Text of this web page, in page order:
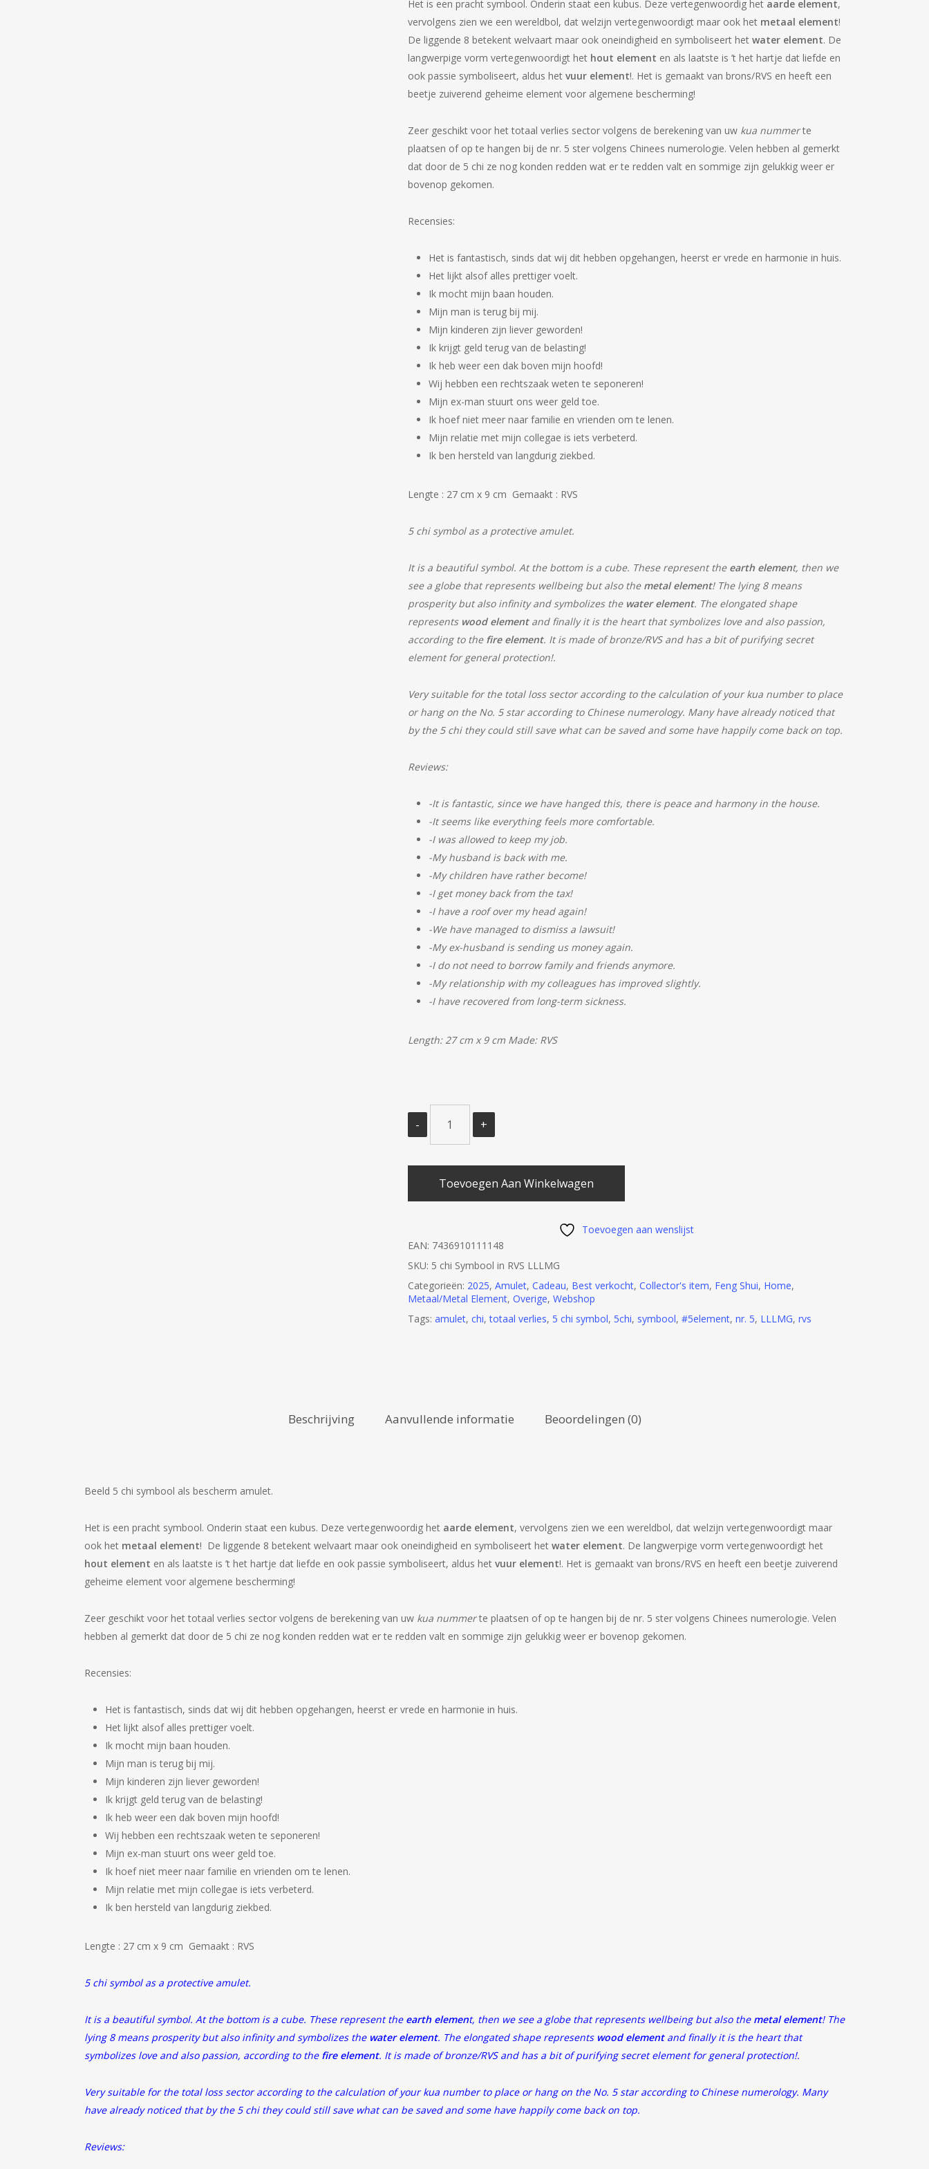
Het is een pracht symbool. Onderin staat een kubus. Deze vertegenwoordig het aarde element,
vervolgens zien we een wereldbol, dat welzijn vertegenwoordigt maar ook het metaal element!
De liggende 8 betekent welvaart maar ook oneindigheid en symboliseert het water element. De
langwerpige vorm vertegenwoordigt het hout element en als laatste is ’t het hartje dat liefde en
ook passie symboliseert, aldus het vuur element!. Het is gemaakt van brons/RVS en heeft een
beetje zuiverend geheime element voor algemene bescherming!
Zeer geschikt voor het totaal verlies sector volgens de berekening van uw kua nummerte
plaatsen of op te hangen bij de nr. 5 ster volgens Chinees numerologie. Velen hebben al gemerkt
dat door de 5 chi ze nog konden redden wat er te redden valt en sommige zijn gelukkig weer er
bovenop gekomen.
Recensies:
Het is fantastisch, sinds dat wij dit hebben opgehangen, heerst er vrede en harmonie in huis.
Het lijkt alsof alles prettiger voelt.
Ik mocht mijn baan houden.
Mijn man is terug bij mij.
Mijn kinderen zijn liever geworden!
Ik krijgt geld terug van de belasting!
Ik heb weer een dak boven mijn hoofd!
Wij hebben een rechtszaak weten te seponeren!
Mijn ex-man stuurt ons weer geld toe.
Ik hoef niet meer naar familie en vrienden om te lenen.
Mijn relatie met mijn collegae is iets verbeterd.
Ik ben hersteld van langdurig ziekbed.
Lengte : 27 cm x 9 cm Gemaakt : RVS
5 chi symbol as a protective amulet.
It is a beautiful symbol. At the bottom is a cube. These represent the earth element, then we
see a globe that represents wellbeing but also the metal element! The lying 8 means
prosperity but also infinity and symbolizes the water element. The elongated shape
represents wood elementand finally it is the heart that symbolizes love and also passion,
according to the fire element. It is made of bronze/RVS and has a bit of purifying secret
element for general protection!.
Very suitable for the total loss sector according to the calculation of your kua number to place
or hang on the No. 5 star according to Chinese numerology. Many have already noticed that
by the 5 chi they could still save what can be saved and some have happily come back on top.
Reviews:
-It is fantastic, since we have hanged this, there is peace and harmony in the house.
-It seems like everything feels more comfortable.
-I was allowed to keep my job.
-My husband is back with me.
-My children have rather become!
-I get money back from the tax!
-I have a roof over my head again!
-We have managed to dismiss a lawsuit!
-My ex-husband is sending us money again.
-I do not need to borrow family and friends anymore.
-My relationship with my colleagues has improved slightly.
-I have recovered from long-term sickness.
Length: 27 cm x 9 cm Made: RVS
Toevoegen Aan Winkelwagen
Toevoegen aan wenslijst
EAN: 7436910111148
SKU: 5 chi Symbool in RVS LLLMG
Categorieën: 2025, Amulet, Cadeau, Best verkocht, Collector's item, Feng Shui, Home,
Metaal/Metal Element, Overige, Webshop
Tags: amulet, chi,totaal verlies, 5 chi symbol, 5chi, symbool, #5element, nr. 5, LLLMG, rvs
Beschrijving Aanvullende informatie Beoordelingen (0)
Beeld 5 chi symbool als bescherm amulet.
Het is een pracht symbool. Onderin staat een kubus. Deze vertegenwoordig het aarde element, vervolgens zien we een wereldbol, dat welzijn vertegenwoordigt maar
ook het metaal element! De liggende 8 betekent welvaart maar ook oneindigheid en symboliseert het water element. De langwerpige vorm vertegenwoordigt het
hout element en als laatste is ’t het hartje dat liefde en ook passie symboliseert, aldus het vuur element!. Het is gemaakt van brons/RVS en heeft een beetje zuiverend
geheime element voor algemene bescherming!
Zeer geschikt voor het totaal verlies sector volgens de berekening van uw kua nummerte plaatsen of op te hangen bij de nr. 5 ster volgens Chinees numerologie. Velen
hebben al gemerkt dat door de 5 chi ze nog konden redden wat er te redden valt en sommige zijn gelukkig weer er bovenop gekomen.
Recensies:
Het is fantastisch, sinds dat wij dit hebben opgehangen, heerst er vrede en harmonie in huis.
Het lijkt alsof alles prettiger voelt.
Ik mocht mijn baan houden.
Mijn man is terug bij mij.
Mijn kinderen zijn liever geworden!
Ik krijgt geld terug van de belasting!
Ik heb weer een dak boven mijn hoofd!
Wij hebben een rechtszaak weten te seponeren!
Mijn ex-man stuurt ons weer geld toe.
Ik hoef niet meer naar familie en vrienden om te lenen.
Mijn relatie met mijn collegae is iets verbeterd.
Ik ben hersteld van langdurig ziekbed.
Lengte : 27 cm x 9 cm Gemaakt : RVS
5 chi symbol as a protective amulet.
It is a beautiful symbol. At the bottom is a cube. These represent the earth element, then we see a globe that represents wellbeing but also the metal element! The
lying 8 means prosperity but also infinity and symbolizes the water element. The elongated shape represents wood elementand finally it is the heart that
symbolizes love and also passion, according to the fire element. It is made of bronze/RVS and has a bit of purifying secret element for general protection!.
Very suitable for the total loss sector according to the calculation of your kua number to place or hang on the No. 5 star according to Chinese numerology. Many
have already noticed that by the 5 chi they could still save what can be saved and some have happily come back on top.
Reviews: